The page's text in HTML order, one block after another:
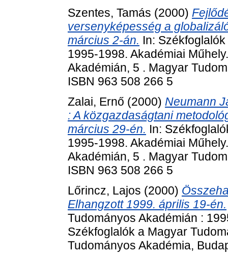
Szentes, Tamás (2000)
versenyképesség a
március 2-án. In:
1995-1998. Akadémiai
Akadémián, 5 . Magyar
ISBN 963 508 266 5
Zalai, Ernő (2000) Neumann
: A közgazdaságtani
március 29-én. In:
1995-1998. Akadémiai
Akadémián, 5 . Magyar
ISBN 963 508 266 5
Lőrincz, Lajos (2000)
Elhangzott 1999. április 19-én.
Tudományos Akadémián :
Székfoglalók a Magyar
Tudományos Akadémia,